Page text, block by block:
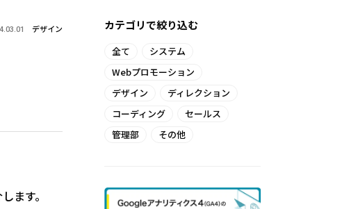
デザイン
ます。
カテゴリで絞り込む
全て
システム
Webプロモーション
デザイン
ディレクション
コーディング
セールス
管理部
その他